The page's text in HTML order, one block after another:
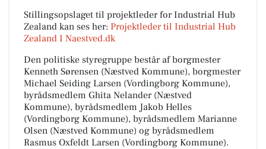
Stillingsopslaget til projektleder for Industrial Hub
Zealand kan ses her: Projektleder til Industrial Hub
Zealand I Naestved.dk
Den politiske styregruppe består af borgmester
Kenneth Sørensen (Næstved Kommune), borgmester
Michael Seiding Larsen (Vordingborg Kommune),
byrådsmedlem Ghita Nelander (Næstved
Kommune), byrådsmedlem Jakob Helles
(Vordingborg Kommune), byrådsmedlem Marianne
Olsen (Næstved Kommune) og byrådsmedlem
Rasmus Oxfeldt Larsen (Vordingborg Kommune).